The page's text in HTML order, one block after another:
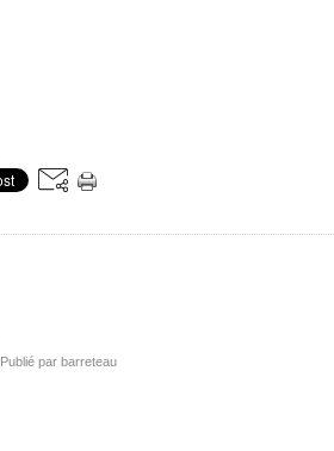
Publié par barreteau